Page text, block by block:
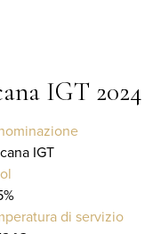
IGT 2024
IGT
di servizio